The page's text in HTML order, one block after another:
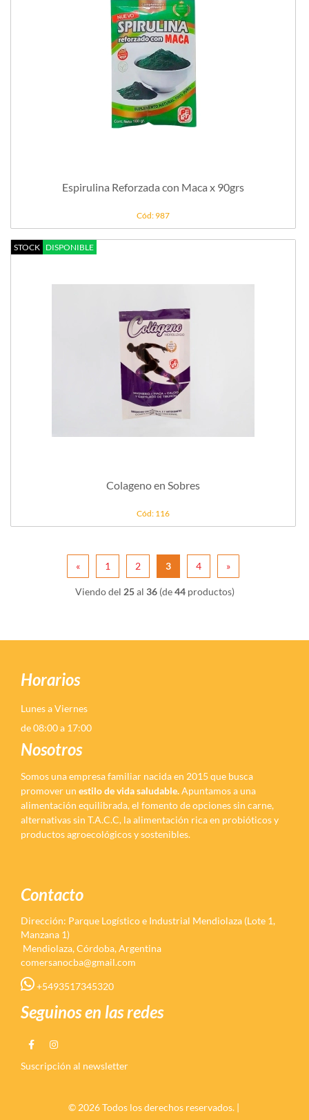
Espirulina Reforzada con Maca x 90grs
Cód: 987
STOCK DISPONIBLE
Colageno en Sobres
Cód: 116
« 1 2 3 4 »
Viendo del 25al 36(de44productos)
Horarios
Lunes a Viernes
de 08:00 a 17:00
Nosotros
Somos una empresa familiar nacida en 2015 que busca
promover un estilo de vida saludable.Apuntamos a una
alimentación equilibrada, el fomento de opciones sin carne,
alternativas sin T.A.C.C, la alimentación rica en probióticos y
productos agroecológicos y sostenibles.
Contacto
Dirección: Parque Logístico e Industrial Mendiolaza (Lote 1,
Manzana 1)
Mendiolaza, Córdoba, Argentina
comersanocba@gmail.com
+5493517345320
Seguinos en las redes
Suscripción al newsletter
© 2026 Todos los derechos reservados. |